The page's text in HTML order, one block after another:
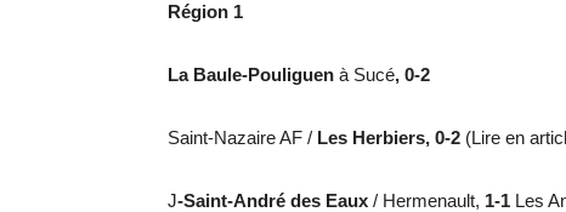
Région 1
La Baule-Pouliguen à Sucé, 0-2
Saint-Nazaire AF / Les Herbiers, 0-2 (Lire en
J-Saint-André des Eaux / Hermenault, 1-1 Les